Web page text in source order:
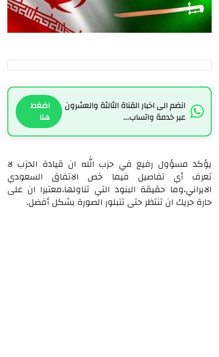
انضم الى اخبار القناة الثالثة والعشرون
عبر خدمة واتساب...
اضغط
هنا
يؤكد مسؤول رفيع في حزب الله ان قيادة الحزب لا
تعرف أي تفاصيل فيما خص الاتفاق السعودي
الايراني،وما حقيقة البنود التي تناولها،معتبرا ان على
حارة حريك ان تنتظر حتى تتبلور الصورة بشكل أفضل.